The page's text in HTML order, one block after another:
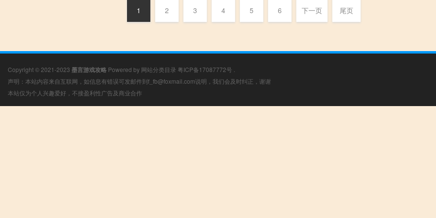
1 2 3 4 5 6 下一页 尾页
Copyright © 2021-2023 墨言游戏攻略 Powered by 网站分类目录 粤ICP备17087772号
声明：本站内容来自互联网，如信息有错误可发邮件到f_fb@foxmail.com说明，我们会及时纠正，谢谢
本站仅为个人兴趣爱好，不接盈利性广告及商业合作